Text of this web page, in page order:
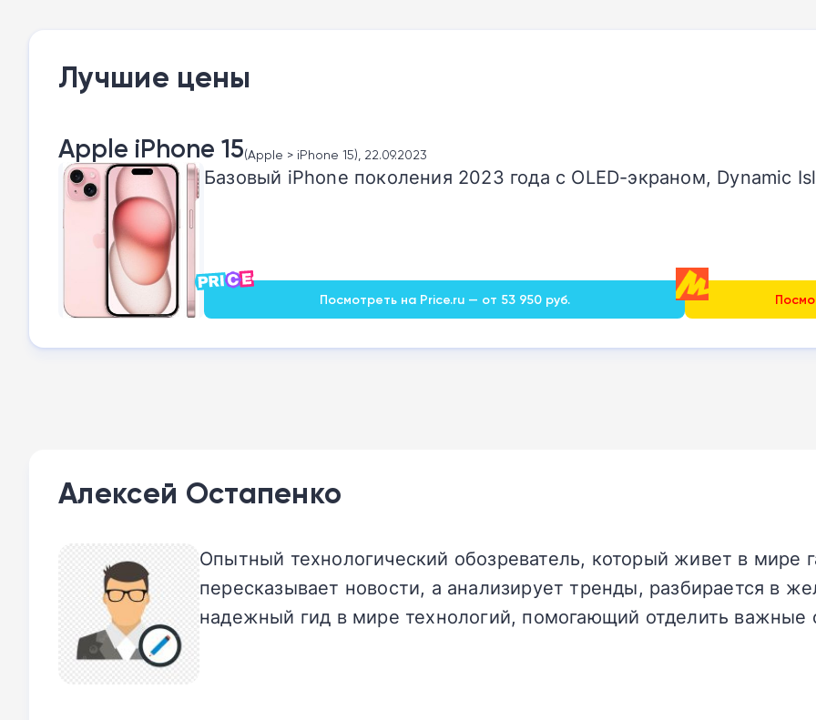
Лучшие цены
Apple iPhone 15(Apple > iPhone 15), 22.09.2023
Базовый iPhone поколения 2023 года с OLED-экраном, Dynamic
Посмотреть на Price.ru — от 53 950 руб.
Алексей Остапенко
Опытный технологический обозреватель, который живет в мире
пересказывает новости, а анализирует тренды, разбирается в
надежный гид в мире технологий, помогающий отделить важные